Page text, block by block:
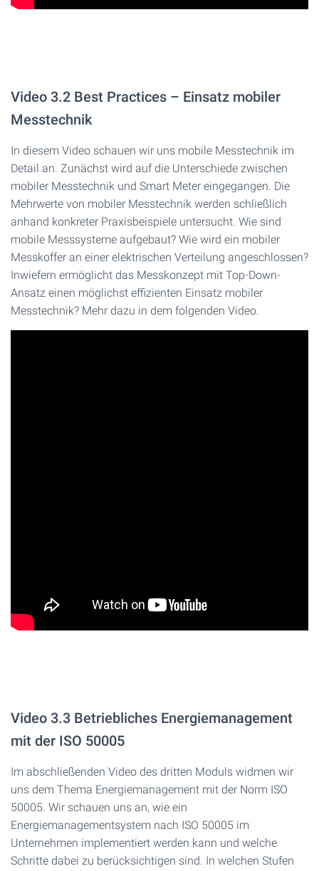
Video 3.2 Best Practices – Einsatz mobiler
Messtechnik
In diesem Video schauen wir uns mobile Messtechnik im
Detail an. Zunächst wird auf die Unterschiede zwischen
mobiler Messtechnik und Smart Meter eingegangen. Die
Mehrwerte von mobiler Messtechnik werden schließlich
anhand konkreter Praxisbeispiele untersucht. Wie sind
mobile Messsysteme aufgebaut? Wie wird ein mobiler
Messkoffer an einer elektrischen Verteilung angeschlossen?
Inwiefern ermöglicht das Messkonzept mit Top-Down-
Ansatz einen möglichst effizienten Einsatz mobiler
Messtechnik? Mehr dazu in dem folgenden Video.
Video 3.3 Betriebliches Energiemanagement
mit der ISO 50005
Im abschließenden Video des dritten Moduls widmen wir
uns dem Thema Energiemanagement mit der Norm ISO
50005. Wir schauen uns an, wie ein
Energiemanagementsystem nach ISO 50005 im
Unternehmen implementiert werden kann und welche
Schritte dabei zu berücksichtigen sind. In welchen Stufen